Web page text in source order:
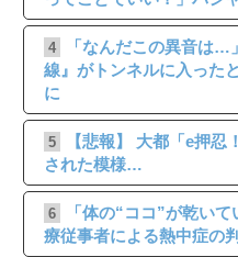
4
「なんだこの異音は…
線』がトンネルに入った
に
5
【悲報】 大都「e押
された模様…
6
「体の“ココ”が乾い
療従事者による熱中症の